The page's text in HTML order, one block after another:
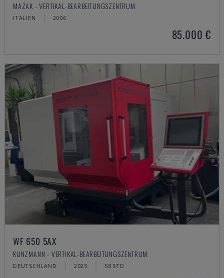
MAZAK - VERTIKAL-BEARBEITUNGSZENTRUM
ITALIEN 2006
85.000 €
WF 650 5AX
KUNZMANN - VERTIKAL-BEARBEITUNGSZENTRUM
DEUTSCHLAND 2025 58 STD